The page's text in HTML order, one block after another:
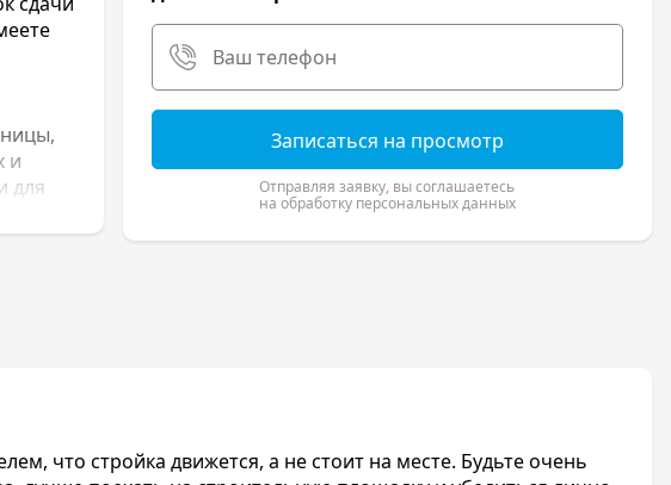
и
для
Записаться на просмотр
Отправляя заявку, вы соглашаетесь
на обработку персональных данных
что стройка движется, а не стоит на месте. Будьте очень